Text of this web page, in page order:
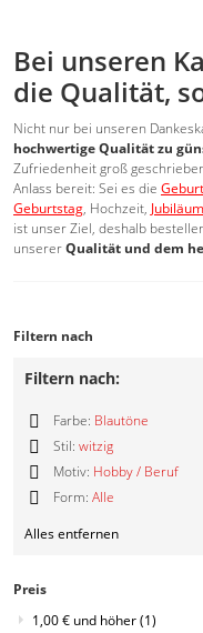
Bei unseren
die Qualität,
Nicht nur bei unseren
hochwertige Qualität zu
Zufriedenheit groß
Anlass bereit: Sei es die Geburt
Geburtstag, Hochzeit, Jubiläum
ist unser Ziel, deshalb
unsererQualität und dem
Filtern nach
Filtern nach:
Farbe: Blautöne
Diesen
Artikel
entfernen
Stil: witzig
Diesen
Artikel
entfernen
Motiv: Hobby / Beruf
Diesen
entfernen
Form: Alle
Artikel
Alles entfernen
Preis
1,00 € und höher(1)